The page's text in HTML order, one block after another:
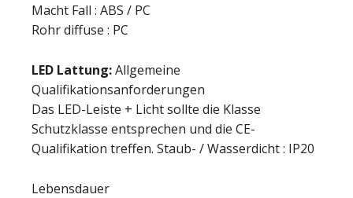
Macht Fall : ABS / PC
Rohr diffuse : PC
LED Lattung:Allgemeine
Qualifikationsanforderungen
Das LED-Leiste + Licht sollte die Klasse
Schutzklasse entsprechen und die CE-
Qualifikation treffen. Staub- / Wasserdicht : IP20
Lebensdauer